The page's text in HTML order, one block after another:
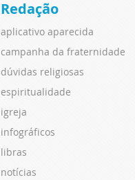
Redação
aplicativo aparecida
campanha da fraternidade
dúvidas religiosas
espiritualidade
igreja
infográficos
libras
notícias